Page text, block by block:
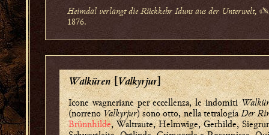
Heimdal verlangt die Rückkehr Iduns aus der Unterwelt, ✍
1876.
Walküren[Valkyrjur]
Icone wagneriane per eccellenza, le indomiti
(norrenoValkyrjur) sono otto, nella tetralogiaDer
Brünnhilde, Waltraute, Helmwige, Gerhilde,